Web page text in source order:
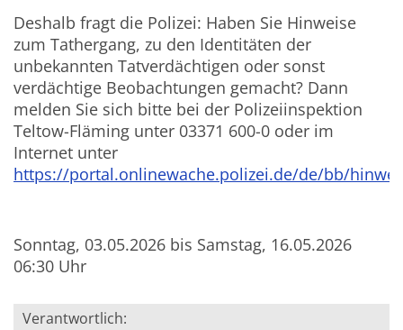
Deshalb fragt die Polizei: Haben Sie Hinweise
zum Tathergang, zu den Identitäten der
unbekannten Tatverdächtigen oder sonst
verdächtige Beobachtungen gemacht? Dann
melden Sie sich bitte bei der Polizeiinspektion
Teltow-Fläming unter 03371 600-0 oder im
Internet unter
https://portal.onlinewache.polizei.de/de/bb/
Sonntag, 03.05.2026 bis Samstag, 16.05.2026
06:30 Uhr
Verantwortlich: